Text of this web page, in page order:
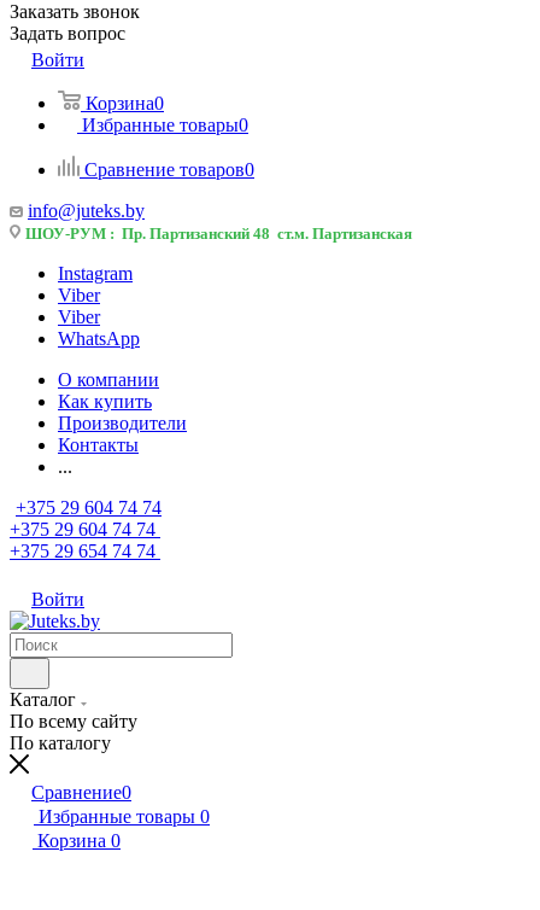
Заказать звонок
Задать вопрос
Войти
Корзина0
Избранные товары0
Сравнение товаров0
info@juteks.by
ШОУ-РУМ : Пр. Партизанский 48 ст.м. Партизанская
Instagram
Viber
Viber
WhatsApp
О компании
Как купить
Производители
Контакты
...
+375 29 604 74 74
+375 29 604 74 74
+375 29 654 74 74
Войти
Каталог
По всему сайту
По каталогу
Сравнение0
Избранные товары 0
Корзина 0